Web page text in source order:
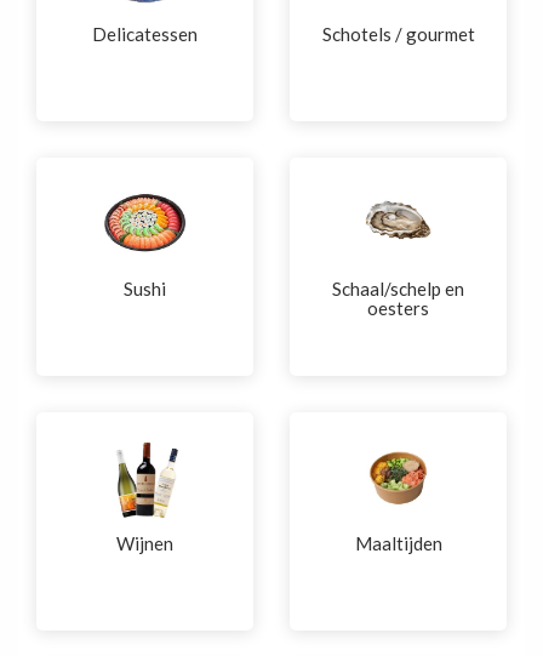
Delicatessen Schotels / gourmet
Sushi
Schaal/schelp en
oesters
Wijnen Maaltijden